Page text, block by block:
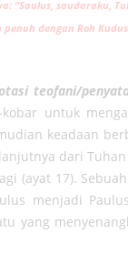
“Saulus, saudaraku,
dengan Roh
teofani/
untuk
keadaan
dari
(ayat 17).
menjadi
yang